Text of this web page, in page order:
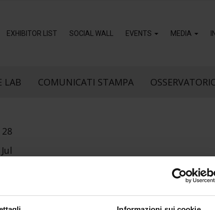
EXHIBITOR LIST SOCIAL WALL EVENTS MEDIA
LAB COMUNICATI STAMPA
28
Jul